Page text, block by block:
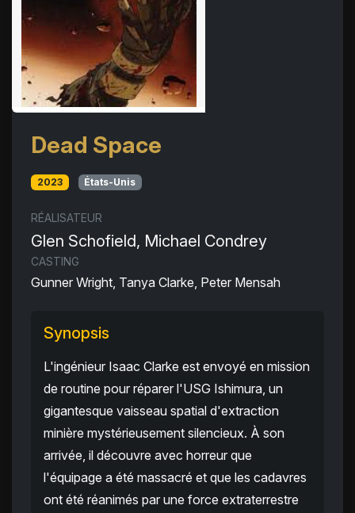
Dead Space
2023 États-Unis
RÉALISATEUR
Glen Schofield, Michael Condrey
CASTING
Gunner Wright, Tanya Clarke, Peter Mensah
Synopsis
L'ingénieur Isaac Clarke est envoyé en mission
de routine pour réparer l'USG Ishimura, un
gigantesque vaisseau spatial d'extraction
minière mystérieusement silencieux. À son
arrivée, il découvre avec horreur que
l'équipage a été massacré et que les cadavres
ont été réanimés par une force extraterrestre